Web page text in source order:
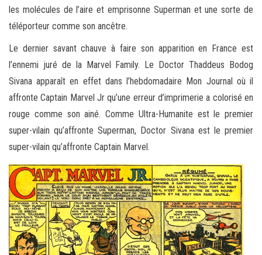
les molécules de l’aire et emprisonne Superman et une sorte de
téléporteur comme son ancêtre.
Le dernier savant chauve à faire son apparition en France est
l’ennemi juré de la Marvel Family. Le Doctor Thaddeus Bodog
Sivana apparaît en effet dans l’hebdomadaire Mon Journal où il
affronte Captain Marvel Jr qu’une erreur d’imprimerie a colorisé en
rouge comme son ainé. Comme Ultra-Humanite est le premier
super-vilain qu’affronte Superman, Doctor Sivana est le premier
super-vilain qu’affronte Captain Marvel.